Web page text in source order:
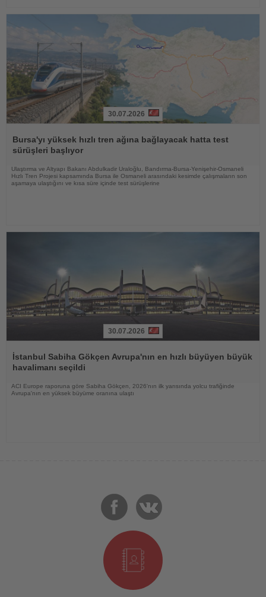
Oku
30.07.2026
Bursa'yı yüksek hızlı tren ağına bağlayacak hatta test
sürüşleri başlıyor
Ulaştırma ve Altyapı Bakanı Abdulkadir Uraloğlu, Bandırma-Bursa-Yenişehir-Osmaneli
Hızlı Tren Projesi kapsamında Bursa ile Osmaneli arasındaki kesimde çalışmaların son
aşamaya ulaştığını ve kısa süre içinde test sürüşlerine
Oku
30.07.2026
İstanbul Sabiha Gökçen Avrupa'nın en hızlı büyüyen büyük
havalimanı seçildi
ACI Europe raporuna göre Sabiha Gökçen, 2026'nın ilk yarısında yolcu trafiğinde
Avrupa'nın en yüksek büyüme oranına ulaştı